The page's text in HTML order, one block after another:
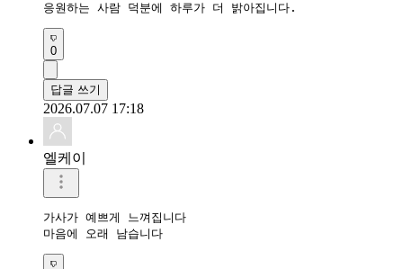
응원하는 사람 덕분에 하루가 더 밝아집니다.
0
답글 쓰기
2026.07.07 17:18
엘케이
가사가 예쁘게 느껴집니다
마음에 오래 남습니다